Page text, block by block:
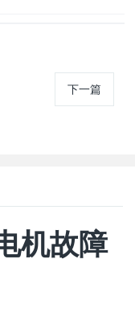
下一篇
机故障